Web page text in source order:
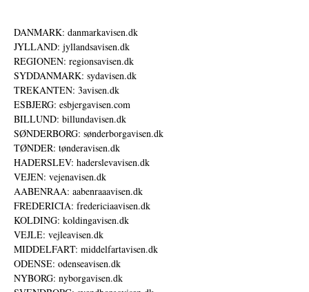
DANMARK: danmarkavisen.dk
JYLLAND: jyllandsavisen.dk
REGIONEN: regionsavisen.dk
SYDDANMARK: sydavisen.dk
TREKANTEN: 3avisen.dk
ESBJERG: esbjergavisen.com
BILLUND: billundavisen.dk
SØNDERBORG: sønderborgavisen.dk
TØNDER: tønderavisen.dk
HADERSLEV: haderslevavisen.dk
VEJEN: vejenavisen.dk
AABENRAA: aabenraaavisen.dk
FREDERICIA: fredericiaavisen.dk
KOLDING: koldingavisen.dk
VEJLE: vejleavisen.dk
MIDDELFART: middelfartavisen.dk
ODENSE: odenseavisen.dk
NYBORG: nyborgavisen.dk